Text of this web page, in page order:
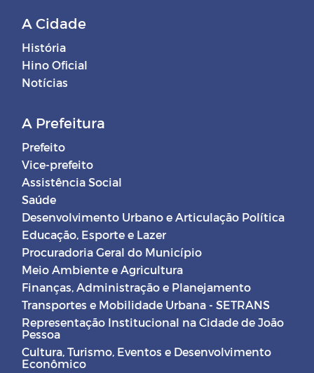
A Cidade
História
Hino Oficial
Notícias
A Prefeitura
Prefeito
Vice-prefeito
Assistência Social
Saúde
Desenvolvimento Urbano e Articulação Política
Educação, Esporte e Lazer
Procuradoria Geral do Município
Meio Ambiente e Agricultura
Finanças, Administração e Planejamento
Transportes e Mobilidade Urbana - SETRANS
Representação Institucional na Cidade de João
Pessoa
Cultura, Turismo, Eventos e Desenvolvimento
Econômico